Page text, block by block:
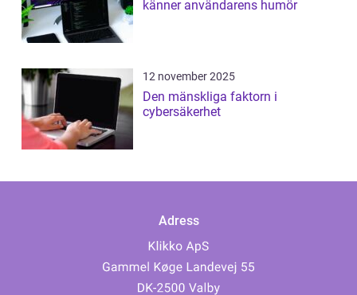
känner användarens humör
12 november 2025
Den mänskliga faktorn i
cybersäkerhet
Adress